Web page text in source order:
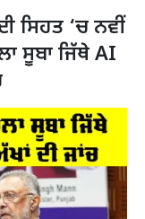
ਸਿਹਤ ‘ਚ ਨਵੀਂ
ਸੂਬਾ ਜਿੱਥੇ AI